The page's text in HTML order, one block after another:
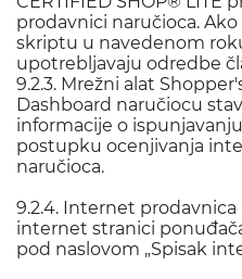
prodavnici naručioca.
skriptu u navedenom
upotrebljavaju odredbe
9.2.3. Mrežni alat
Dashboard naručiocu
informacije o
postupku ocenjivanja
naručioca.
9.2.4. Internet
internet stranici
pod naslovom „Spisak